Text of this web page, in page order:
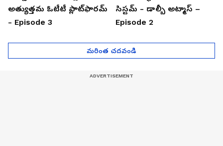
అత్యుత్తమ ఓటీటీ ప్లాట్‌ఫారమ్
- Episode 3
సిస్టమ్ - డాల్బీ అట్మాస్ –
Episode 2
మరింత చదవండి